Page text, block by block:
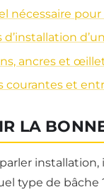
nécessaire pour
d’installation
ancres et
courantes et
LA
installation,
type de bâche